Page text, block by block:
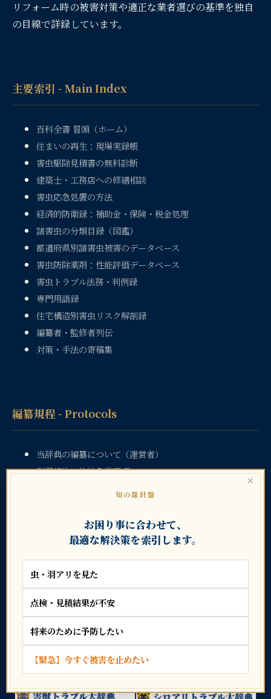
リフォーム時の被害対策や適正な業者選びの基準を独自
の目線で詳録しています。
主要索引 - Main Index
百科全書 冒頭（ホーム）
住まいの再生：現場実録帳
害虫駆除見積書の無料診断
建築士・工務店への修繕相談
害虫応急処置の方法
経済的防衛録：補助金・保険・税金処理
諸害虫の分類目録（図鑑）
都道府県別諸害虫被害のデータベース
害虫防除薬剤：性能評価データベース
害虫トラブル法務・判例録
専門用語録
住宅構造別害虫リスク解剖録
編纂者・監修者列伝
対策・手法の寄稿集
編纂規程 - Protocols
当辞典の編纂について（運営者）
利用規約・法的免責事項
認定業者一覧
建築士・工務店募集
サイトマップ
暮らしのトラブル大辞典シリーズ
×
知の羅針盤
お困り事に合わせて、
最適な解決策を索引します。
虫・羽アリを見た
点検・見積結果が不安
将来のために予防したい
【緊急】今すぐ被害を止めたい